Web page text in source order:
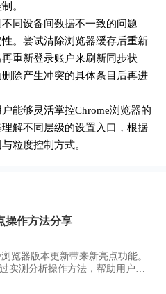
。
同设备间数据不一致的问题
。尝试清除浏览器缓存后重新
重新登录账户来刷新同步状
除产生冲突的具体条目后再进
能够灵活掌控Chrome浏览器的
解不同层级的设置入口，根据
粒度控制方式。
操作方法分享
浏览器版本更新带来新亮点功能。
实测分析操作方法，帮助用户掌